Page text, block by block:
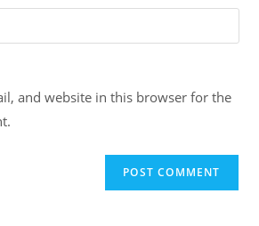
and website in this browser for the